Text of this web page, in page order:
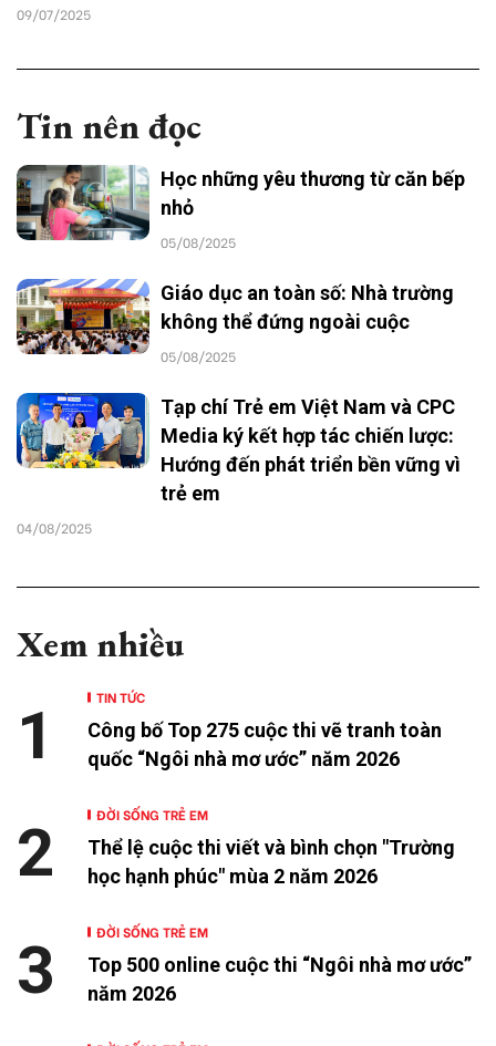
09/07/2025
Tin nên đọc
Học những yêu thương từ căn bếp
nhỏ
05/08/2025
Giáo dục an toàn số: Nhà trường
không thể đứng ngoài cuộc
05/08/2025
Tạp chí Trẻ em Việt Nam và CPC
Media ký kết hợp tác chiến lược:
Hướng đến phát triển bền vững vì
trẻ em
04/08/2025
Xem nhiều
TIN TỨC
Công bố Top 275 cuộc thi vẽ tranh toàn
quốc “Ngôi nhà mơ ước” năm 2026
1
ĐỜI SỐNG TRẺ EM
Thể lệ cuộc thi viết và bình chọn "Trường
học hạnh phúc" mùa 2 năm 2026
2
ĐỜI SỐNG TRẺ EM
Top 500 online cuộc thi “Ngôi nhà mơ ước”
năm 2026
3